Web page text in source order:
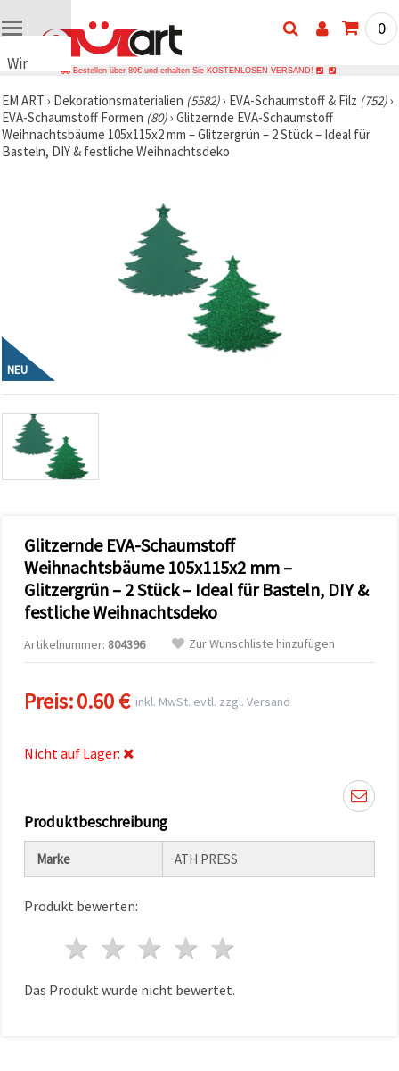
Wir
Cookies
🍪 Wir
verwenden
Cookies
und, mit
Ihrer
Einwilligung,
den
Datenverkehr
zu
analysieren
sowie
relevantere
Inhalte und
Werbung
unserer
Partner für
Analyse
und
Marketing.
Sie können
Cookies
akzeptieren,
oder Ihre
Auswahl in
individuell
festlegen.
jederzeit
widerrufen.
Impressum
Cookie-
akzeptieren
0
Bestellen über 80€ und erhalten Sie KOSTENLOSEN VERSAND!
EM ART › Dekorationsmaterialien (5582)› EVA-Schaumstoff & Filz (752)›
EVA-Schaumstoff Formen (80)› Glitzernde EVA-Schaumstoff
Weihnachtsbäume 105x115x2 mm – Glitzergrün – 2 Stück – Ideal für
Basteln, DIY & festliche Weihnachtsdeko
NEU
Glitzernde EVA-Schaumstoff
Weihnachtsbäume 105x115x2 mm –
Glitzergrün – 2 Stück – Ideal für Basteln, DIY &
festliche Weihnachtsdeko
Artikelnummer: 804396 Zur Wunschliste hinzufügen
Preis:0.60 €inkl. MwSt. evtl. zzgl. Versand
Nicht auf Lager:
Produktbeschreibung
Marke ATH PRESS
Produkt bewerten:
4 Sterne
3 Sterne
2 Sterne
1 Stern
Das Produkt wurde nicht bewertet.